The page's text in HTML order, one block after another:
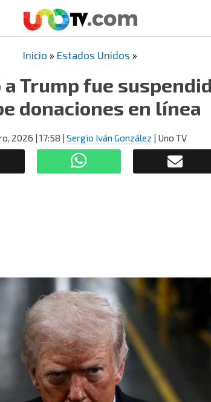
Inicio » Estados Unidos »
Trump fue
donaciones en línea
2026 | 17:58 | Sergio Iván González | Uno TV